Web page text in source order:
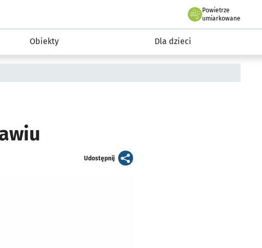
Sport i rekreacja
Powietrze
we Wrocławiu
umiarkowane
Obiekty Dla dzieci
Udostępnijartykuł